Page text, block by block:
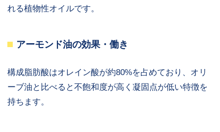
れる植物性オイルです。
アーモンド油の効果・働き
構成脂肪酸はオレイン酸が約80%を占めており、オリ
ーブ油と比べると不飽和度が高く凝固点が低い特徴を
持ちます。